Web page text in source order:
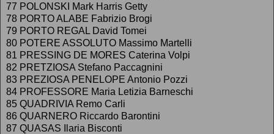
77 POLONSKI Mark Harris Getty
78 PORTO ALABE Fabrizio Brogi
79 PORTO REGAL David Tomei
80 POTERE ASSOLUTO Massimo Martelli
81 PRESSING DE MORES Caterina Volpi
82 PRETZIOSA Stefano Paccagnini
83 PREZIOSA PENELOPE Antonio Pozzi
84 PROFESSORE Maria Letizia Barneschi
85 QUADRIVIA Remo Carli
86 QUARNERO Riccardo Barontini
87 QUASAS Ilaria Bisconti